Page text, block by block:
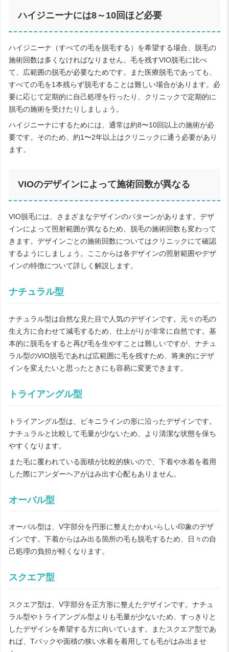
ハイジニーナには8～10回ほど必要
ハイジニーナ（すべての毛を脱毛する）を希望する場合、脱毛の
施術回数は多くなければなりません。毛を残すVIO脱毛に比べ
て、広範囲の脱毛が必要なためです。また医療脱毛であっても、
すべての毛を1本残らず脱毛することは難しい場合があります。必
要に応じて定期的に自己処理を行ったり、クリニックで定期的に
脱毛の施術を受けたりしましょう。
ハイジニーナにするためには、通常は約8〜10回以上の施術が必
要です。そのため、約1〜2年以上はクリニックに通う必要があり
ます。
VIOのデザインによって施術回数が異なる
VIO脱毛には、さまざまなデザインのパターンがあります。デザ
インによって照射範囲が異なるため、脱毛の施術回数も変わって
きます。デザインごとの施術回数についてはクリニックにて確認
するようにしましょう。ここからは各デザインの照射範囲やデザ
インの特徴について詳しく解説します。
ナチュラル型
ナチュラル型は自然な見た目で人気のデザインです。元々の毛の
生え方に合わせて減毛するため、仕上がりが非常に自然です。基
本的に脱毛をすると再び毛を生やすことは難しいですが、ナチュ
ラル型のVIO脱毛であれば広範囲に毛を残すため、将来的にデザ
インを変えたいと思ったときにも容易に変更できます。
トライアングル型
トライアングル型は、ビキニラインの形に沿ったデザインです。
ナチュラルと比較して毛量が少ないため、より清潔な状態を保ち
やすくなります。
また毛に覆われている面積が比較的狭いので、下着や水着を着用
した際にアンダーヘアがはみ出す心配もありません。
オーバル型
オーバル型は、V字部分を円形に整えたかわいらしい印象のデザ
インです。下着からはみ出る箇所の毛も脱毛するため、日々の自
己処理の負担が軽くなります。
スクエア型
スクエア型は、V字部分を正方形に整えたデザインです。ナチュ
ラル型やトライアングル型よりも毛量が少ないため、すっきりと
したデザインを希望する方に向いています。またスクエア型であ
れば、Tバックや面積の狭い水着を着用しても毛がはみ出ませ